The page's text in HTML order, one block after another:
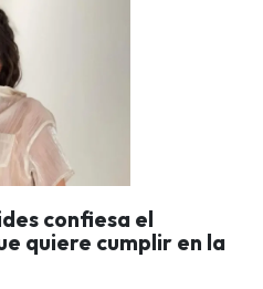
confiesa el
quiere cumplir en la